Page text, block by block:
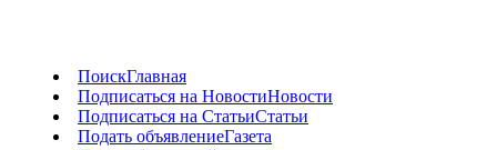
ПоискГлавная
Подписаться на НовостиНовости
Подписаться на СтатьиСтатьи
Подать объявлениеГазета